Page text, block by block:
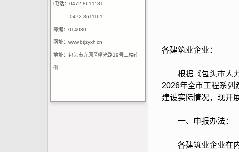
l电话：0472-8611181
0472-8611161
邮编：014030
网址：www.btjzyxh.cn
地址：包头市九原区曙光路19号三楼南
侧
各建筑业企业：
根据《包头市人力
2026年全市工程系列
建设实际情况，现开
一、申报办法：
各建筑业企业在内